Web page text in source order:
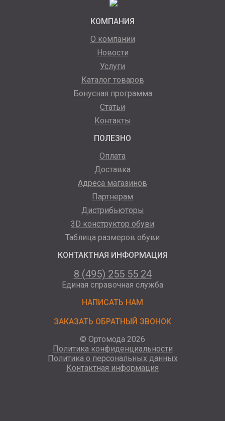
КОМПАНИЯ
О компании
Новости
Услуги
Каталог товаров
Бонусная программа
Статьи
Контакты
ПОЛЕЗНО
Оплата
Доставка
Адреса магазинов
Партнерам
Дистрибьюторы
3D конструктор обуви
Таблица размеров обуви
КОНТАКТНАЯ ИНФОРМАЦИЯ
8 (495) 255 55 24
Единая справочная служба
НАПИСАТЬ НАМ
ЗАКАЗАТЬ ОБРАТНЫЙ ЗВОНОК
© Ортомода 2026
Политика конфиденциальности
Политика о персональных данных
Контактная информация